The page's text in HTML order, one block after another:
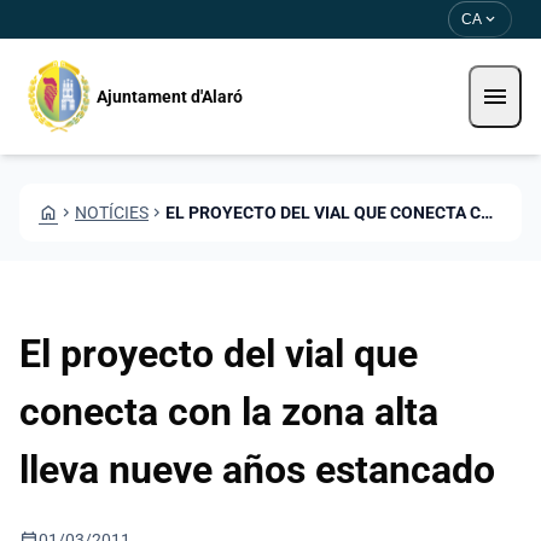
CA expand_more
Ajuntament d'Alaró menu
HOME CHEVRON_RIGHT NOTÍCIES CHEVRON_RIGHT EL PROYECTO DEL VIAL QUE CONECTA CON LA ZONA ALTA LLEVA NUEVE AÑOS ESTANCADO
El proyecto del vial que
conecta con la zona alta
lleva nueve años estancado